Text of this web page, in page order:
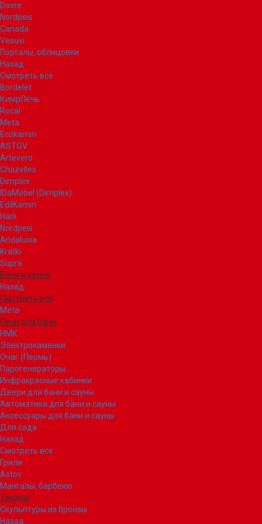
Dovre
Nordpeis
Canada
Vesuvi
Порталы, облицовки
Назад
Смотреть все
Bordelet
КимрПечь
Rocal
Meta
Ecokamin
ASTOV
Artevero
Chazelles
Dimplex
IDaMebel (Dimplex)
EdilKamin
Hark
Nordpeis
Andalusia
Kratki
Supra
Баня и сауна
Назад
Смотреть все
Meta
Печи для бани
НМК
Электрокаменки
Очаг (Пермь)
Парогенераторы
Инфракрасные кабинки
Двери для бани и сауны
Автоматика для бани и сауны
Аксессуары для бани и сауны
Для сада
Назад
Смотреть все
Грили
Astov
Мангалы, барбекю
Тандыр
Скульптуры из бронзы
Назад